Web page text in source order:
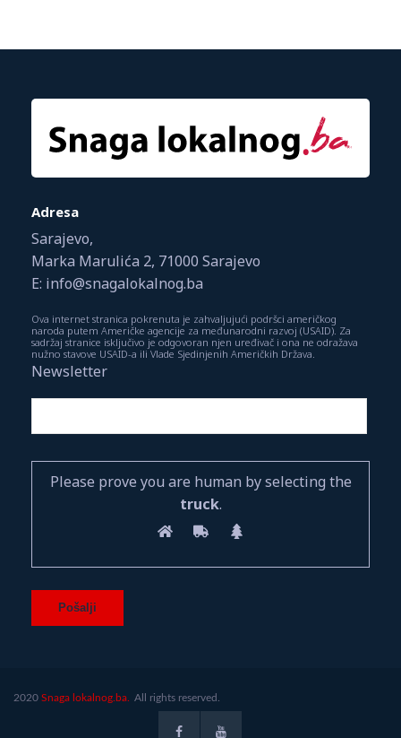
Adresa
Sarajevo,
Marka Marulića 2, 71000 Sarajevo
E: info@snagalokalnog.ba
Ova internet stranica pokrenuta je zahvaljujući podršci američkog
naroda putem Američke agencije za međunarodni razvoj (USAID). Za
sadržaj stranice isključivo je odgovoran njen uređivač i ona ne odražava
nužno stavove USAID-a ili Vlade Sjedinjenih Američkih Država.
Newsletter
Please prove you are human by selecting the
truck.
2020 Snaga lokalnog.ba. All rights reserved.